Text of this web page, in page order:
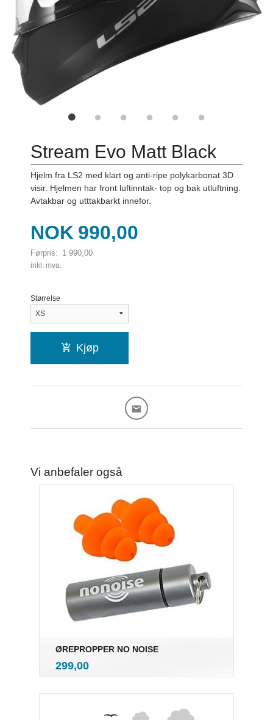
Stream Evo Matt Black
Hjelm fra LS2 med klart og anti-ripe polykarbonat 3D
visir. Hjelmen har front luftinntak- top og bak utluftning.
Avtakbar og utttakbarkt innefor.
Tilbud
NOK 990,00
Førpris: 1 990,00
Rabatt
inkl. mva.
Størrelse
Kjøp
Vi anbefaler også
ØREPROPPER NO NOISE
Pris
299,00mva.